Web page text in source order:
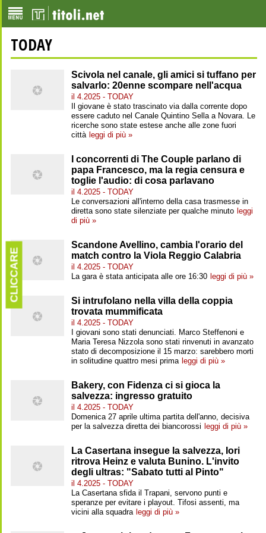
TODAY
Scivola nel canale, gli amici si tuffano per
salvarlo: 20enne scompare nell'acqua
il 4.2025 - TODAY
Il giovane è stato trascinato via dalla corrente dopo
essere caduto nel Canale Quintino Sella a Novara. Le
ricerche sono state estese anche alle zone fuori
città leggi di più »
I concorrenti di The Couple parlano di
papa Francesco, ma la regia censura e
toglie l'audio: di cosa parlavano
il 4.2025 - TODAY
Le conversazioni all'interno della casa trasmesse in
diretta sono state silenziate per qualche minuto leggi
di più »
Scandone Avellino, cambia l'orario del
match contro la Viola Reggio Calabria
il 4.2025 - TODAY
La gara è stata anticipata alle ore 16:30 leggi di più »
Si intrufolano nella villa della coppia
trovata mummificata
il 4.2025 - TODAY
I giovani sono stati denunciati. Marco Steffenoni e
Maria Teresa Nizzola sono stati rinvenuti in avanzato
stato di decomposizione il 15 marzo: sarebbero morti
in solitudine quattro mesi prima leggi di più »
Bakery, con Fidenza ci si gioca la
salvezza: ingresso gratuito
il 4.2025 - TODAY
Domenica 27 aprile ultima partita dell'anno, decisiva
per la salvezza diretta dei biancorossi leggi di più »
La Casertana insegue la salvezza, Iori
ritrova Heinz e valuta Bunino. L'invito
degli ultras: "Sabato tutti al Pinto"
il 4.2025 - TODAY
La Casertana sfida il Trapani, servono punti e
speranze per evitare i playout. Tifosi assenti, ma
vicini alla squadra leggi di più »
CLICCARE